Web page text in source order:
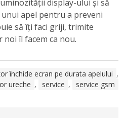
display-ului și să
apel pentru a preveni
să îți faci griji, trimite
noi îl facem ca nou.
închide ecran pe durata apelului ,
ureche , service , service gsm